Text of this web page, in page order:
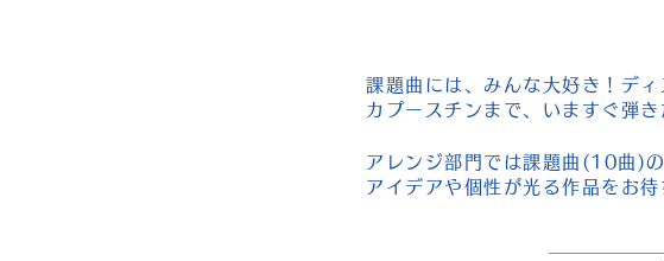
課題曲には、みんな大好き！デ
カプースチンまで、いますぐ弾き
アレンジ部門では課題曲(10曲)
アイデアや個性が光る作品をお待